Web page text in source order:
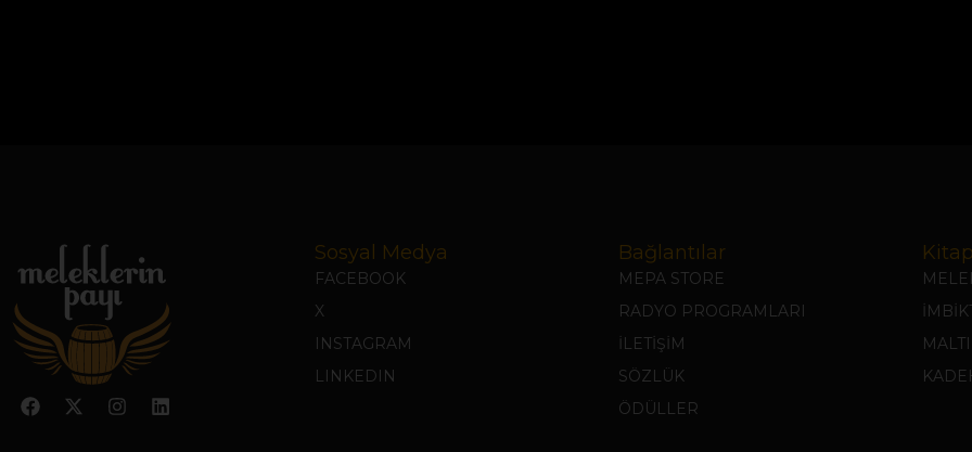
Sosyal Medya
FACEBOOK
X
INSTAGRAM
LINKEDIN
Bağlantılar
MEPA STORE
RADYO PROGRAMLARI
İLETİŞİM
SÖZLÜK
ÖDÜLLER